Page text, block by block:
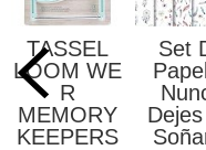
TASSEL
LOOM WE
R
MEMORY
KEEPERS
Set